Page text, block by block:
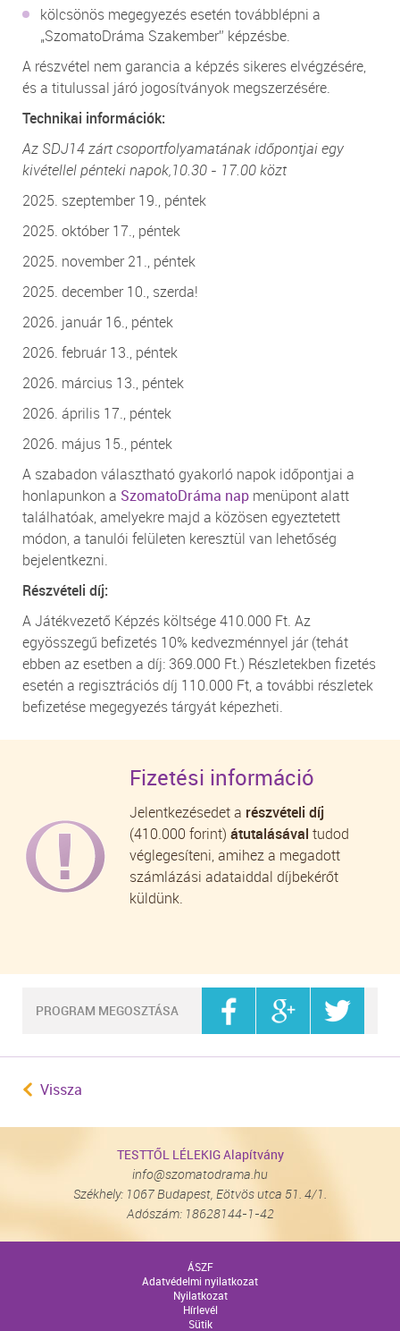
kölcsönös megegyezés esetén továbblépni a
„SzomatoDráma Szakember” képzésbe.
A részvétel nem garancia a képzés sikeres elvégzésére,
és a titulussal járó jogosítványok megszerzésére.
Technikai információk:
Az SDJ14 zárt csoportfolyamatának időpontjai egy
kivétellel pénteki napok,10.30 - 17.00 közt
2025. szeptember 19., péntek
2025. október 17., péntek
2025. november 21., péntek
2025. december 10., szerda!
2026. január 16., péntek
2026. február 13., péntek
2026. március 13., péntek
2026. április 17., péntek
2026. május 15., péntek
A szabadon választható gyakorló napok időpontjai a
honlapunkon a SzomatoDráma nap menüpont alatt
találhatóak, amelyekre majd a közösen egyeztetett
módon, a tanulói felületen keresztül van lehetőség
bejelentkezni.
Részvételi díj:
A Játékvezető Képzés költsége 410.000 Ft. Az
egyösszegű befizetés 10% kedvezménnyel jár (tehát
ebben az esetben a díj: 369.000 Ft.) Részletekben fizetés
esetén a regisztrációs díj 110.000 Ft, a további részletek
befizetése megegyezés tárgyát képezheti.
Fizetési információ
Jelentkezésedet a részvételi díj
(410.000 forint) átutalásával tudod
véglegesíteni, amihez a megadott
számlázási adataiddal díjbekérőt
küldünk.
PROGRAM MEGOSZTÁSA
Vissza
TESTTŐL LÉLEKIG Alapítvány
info@szomatodrama.hu
Székhely: 1067 Budapest, Eötvös utca 51. 4/1.
Adószám: 18628144-1-42
ÁSZF
Adatvédelmi nyilatkozat
Nyilatkozat
Hírlevél
Sütik